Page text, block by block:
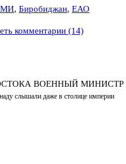
, Биробиджан, ЕАО
комментарии (14)
ВОЕННЫЙ
слышали даже в столице империи